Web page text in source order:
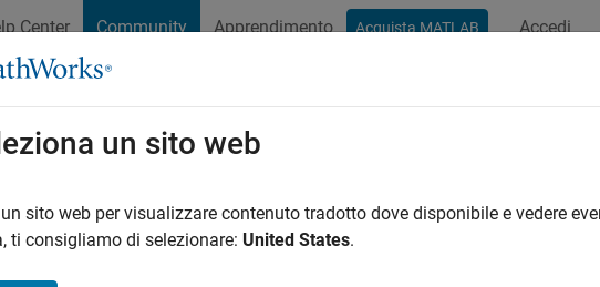
Center Community Apprendimento Acquista MATLAB Accedi
Exchange Cody
The University of Texas Dallas
Followers:
un sito web
sito web per visualizzare contenuto tradotto dove disponibile e vedere
ti consigliamo di selezionare: United States.